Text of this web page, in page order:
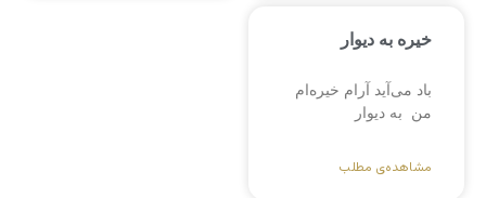
خیره به دیوار
باد می‌آید آرام خیره‌ام
من به دیوار
مشاهده‌ی مطلب